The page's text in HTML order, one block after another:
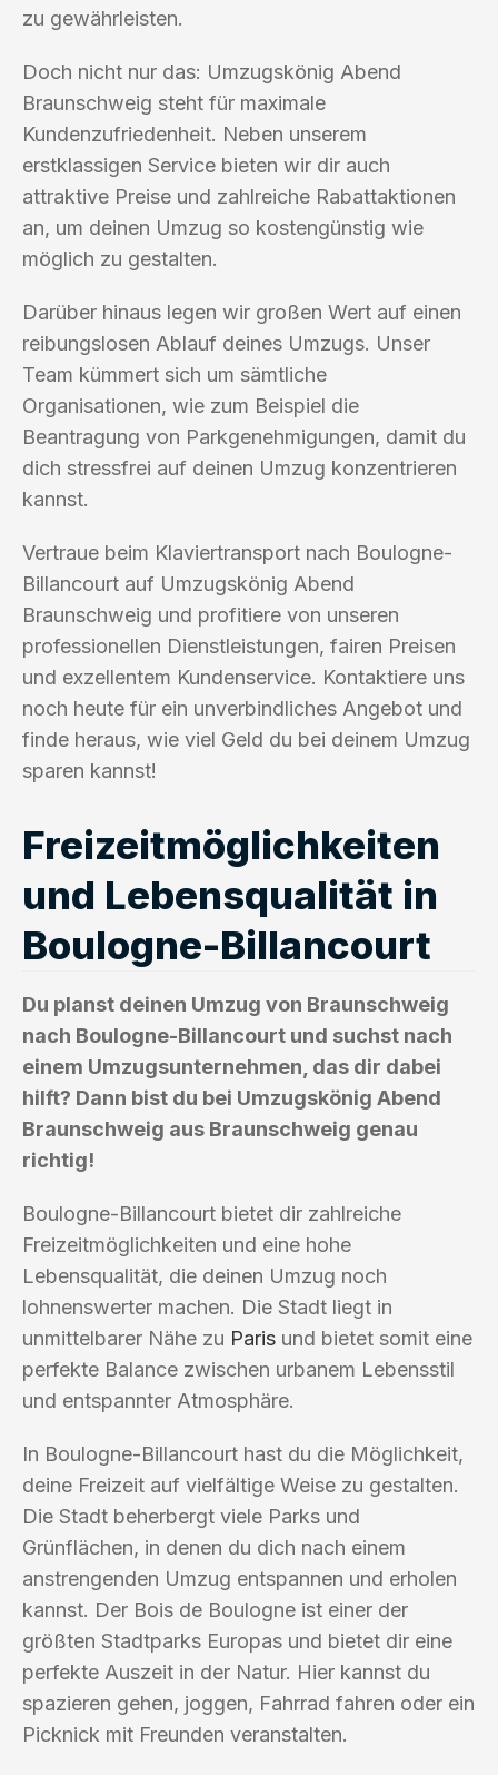
zu gewährleisten.
Doch nicht nur das: Umzugskönig Abend
Braunschweig steht für maximale
Kundenzufriedenheit. Neben unserem
erstklassigen Service bieten wir dir auch
attraktive Preise und zahlreiche Rabattaktionen
an, um deinen Umzug so kostengünstig wie
möglich zu gestalten.
Darüber hinaus legen wir großen Wert auf einen
reibungslosen Ablauf deines Umzugs. Unser
Team kümmert sich um sämtliche
Organisationen, wie zum Beispiel die
Beantragung von Parkgenehmigungen, damit du
dich stressfrei auf deinen Umzug konzentrieren
kannst.
Vertraue beim Klaviertransport nach Boulogne-
Billancourt auf Umzugskönig Abend
Braunschweig und profitiere von unseren
professionellen Dienstleistungen, fairen Preisen
und exzellentem Kundenservice. Kontaktiere uns
noch heute für ein unverbindliches Angebot und
finde heraus, wie viel Geld du bei deinem Umzug
sparen kannst!
Freizeitmöglichkeiten
und Lebensqualität in
Boulogne-Billancourt
Du planst deinen Umzug von Braunschweig
nach Boulogne-Billancourt und suchst nach
einem Umzugsunternehmen, das dir dabei
hilft? Dann bist du bei Umzugskönig Abend
Braunschweig aus Braunschweig genau
richtig!
Boulogne-Billancourt bietet dir zahlreiche
Freizeitmöglichkeiten und eine hohe
Lebensqualität, die deinen Umzug noch
lohnenswerter machen. Die Stadt liegt in
unmittelbarer Nähe zu Paris und bietet somit eine
perfekte Balance zwischen urbanem Lebensstil
und entspannter Atmosphäre.
In Boulogne-Billancourt hast du die Möglichkeit,
deine Freizeit auf vielfältige Weise zu gestalten.
Die Stadt beherbergt viele Parks und
Grünflächen, in denen du dich nach einem
anstrengenden Umzug entspannen und erholen
kannst. Der Bois de Boulogne ist einer der
größten Stadtparks Europas und bietet dir eine
perfekte Auszeit in der Natur. Hier kannst du
spazieren gehen, joggen, Fahrrad fahren oder ein
Picknick mit Freunden veranstalten.